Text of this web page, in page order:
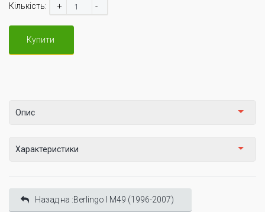
Кількість: + -
Купити
Опис
Характеристики
Назад на :Berlingo I М49 (1996-2007)